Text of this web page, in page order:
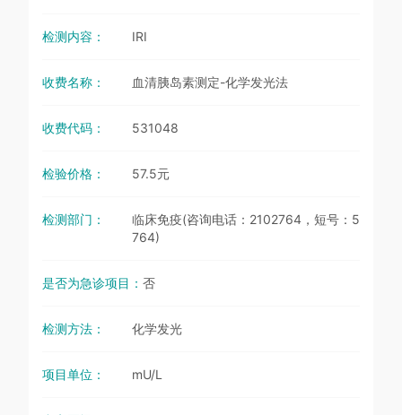
检测内容： IRI
收费名称： 血清胰岛素测定-化学发光法
收费代码： 531048
检验价格： 57.5元
检测部门：
临床免疫(咨询电话：2102764，短号：5
764)
是否为急诊项目： 否
检测方法： 化学发光
项目单位： mU/L